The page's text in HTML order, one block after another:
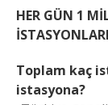
HER GÜN 1
Toplam kaç
istasyona?